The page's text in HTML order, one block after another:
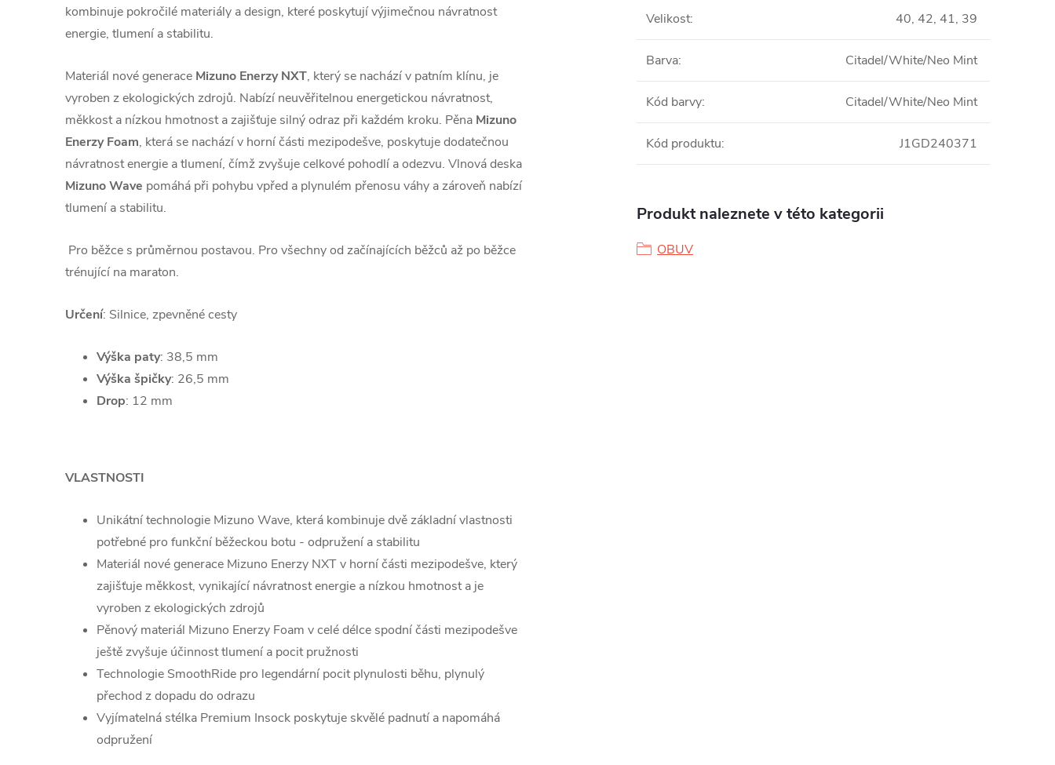
kombinuje pokročilé materiály a design, které poskytují výjimečnou návratnost
energie, tlumení a stabilitu.
Materiál nové generace Mizuno Enerzy NXT, který se nachází v patním klínu, je
vyroben z ekologických zdrojů. Nabízí neuvěřitelnou energetickou návratnost,
měkkost a nízkou hmotnost a zajišťuje silný odraz při každém kroku. Pěna Mizuno
Enerzy Foam, která se nachází v horní části mezipodešve, poskytuje dodatečnou
návratnost energie a tlumení, čímž zvyšuje celkové pohodlí a odezvu. Vlnová deska
Mizuno Wave pomáhá při pohybu vpřed a plynulém přenosu váhy a zároveň nabízí
tlumení a stabilitu.
Pro běžce s průměrnou postavou. Pro všechny od začínajících běžců až po běžce
trénující na maraton.
Určení: Silnice, zpevněné cesty
Výška paty: 38,5 mm
Výška špičky: 26,5 mm
Drop: 12 mm
VLASTNOSTI
Unikátní technologie Mizuno Wave, která kombinuje dvě základní vlastnosti
potřebné pro funkční běžeckou botu - odpružení a stabilitu
Materiál nové generace Mizuno Enerzy NXT v horní části mezipodešve, který
zajišťuje měkkost, vynikající návratnost energie a nízkou hmotnost a je
vyroben z ekologických zdrojů
Pěnový materiál Mizuno Enerzy Foam v celé délce spodní části mezipodešve
ještě zvyšuje účinnost tlumení a pocit pružnosti
Technologie SmoothRide pro legendární pocit plynulosti běhu, plynulý
přechod z dopadu do odrazu
Vyjímatelná stélka Premium Insock poskytuje skvělé padnutí a napomáhá
odpružení
Velikost: 40, 42, 41, 39
Barva: Citadel/White/Neo Mint
Kód barvy: Citadel/White/Neo Mint
Kód produktu: J1GD240371
Produkt naleznete v této kategorii
OBUV